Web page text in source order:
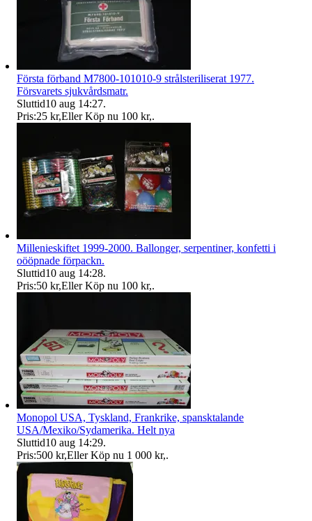
Första förband M7800-101010-9 strålsteriliserat 1977.
Försvarets sjukvårdsmatr.
Sluttid10 aug 14:27.
Pris:25 kr,Eller Köp nu 100 kr,.
Millenieskiftet 1999-2000. Ballonger, serpentiner, konfetti i
oööpnade förpackn.
Sluttid10 aug 14:28.
Pris:50 kr,Eller Köp nu 100 kr,.
Monopol USA, Tyskland, Frankrike, spansktalande
USA/Mexiko/Sydamerika. Helt nya
Sluttid10 aug 14:29.
Pris:500 kr,Eller Köp nu 1 000 kr,.